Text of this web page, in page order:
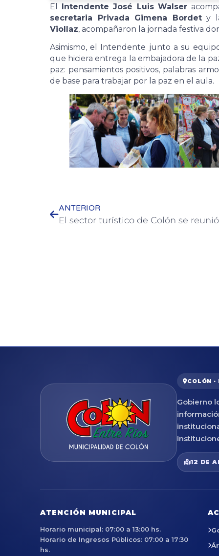
El Intendente José Luis Walser
secretaria Privada Gimena Bordety
Viollaz, acompañaron la jornada festiva
Asimismo, el Intendente junto a su
que hiciera entrega la embajadora de la
paz: pensamientos positivos, palabras
de base para trabajar por la paz en el aula.
ANTERIOR
COLÓN ·
Gobierno
12 DE
ATENCIÓN MUNICIPAL
Horario municipal: 07:00 a 13:00 hs.
Horario de Ingresos Públicos: 07:00 a 17:30
hs.